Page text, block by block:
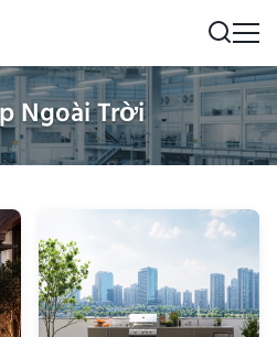
Ngoài Trời